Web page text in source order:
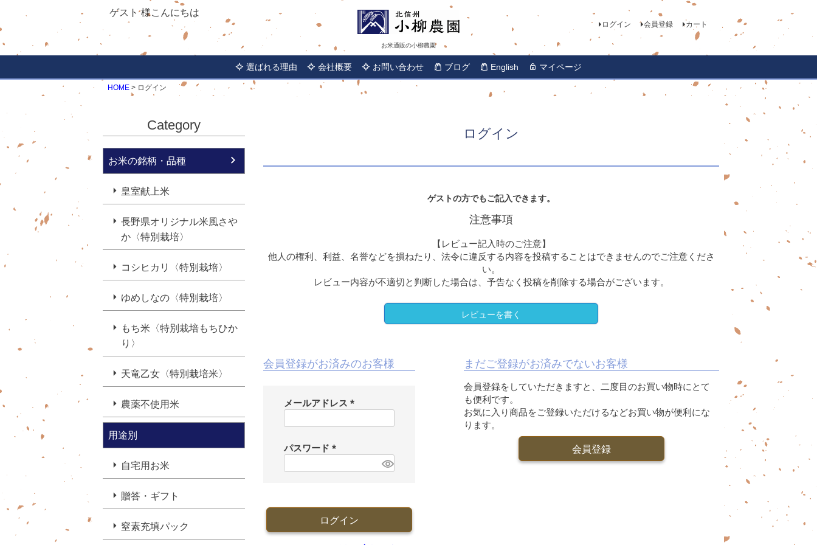
ゲスト 様こんにちは
お米通販の小柳農園
ログイン 会員登録 カート
選ばれる理由 会社概要 お問い合わせ ブログ English マイページ
HOME ログイン
Category
お米の銘柄・品種
皇室献上米
長野県オリジナル米風さや
か〈特別栽培〉
コシヒカリ〈特別栽培〉
ゆめしなの〈特別栽培〉
もち米〈特別栽培もちひか
り〉
天竜乙女〈特別栽培米〉
農薬不使用米
用途別
自宅用お米
贈答・ギフト
窒素充填パック
ログイン
ゲストの方でもご記入できます。
注意事項
【レビュー記入時のご注意】
他人の権利、利益、名誉などを損ねたり、法令に違反する内容を投稿することはできませんのでご注意くださ
い。
レビュー内容が不適切と判断した場合は、予告なく投稿を削除する場合がございます。
レビューを書く
会員登録がお済みのお客様
メールアドレス
必
)
パスワード
必
ログイン
まだご登録がお済みでないお客様
会員登録をしていただきますと、二度目のお買い物時にとて
も便利です。
お気に入り商品をご登録いただけるなどお買い物が便利にな
ります。
会員登録